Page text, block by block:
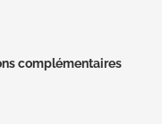
complémentaires